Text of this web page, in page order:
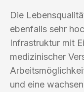
Die
ebenfalls sehr
Infrastruktur mit
medizinischer
und eine